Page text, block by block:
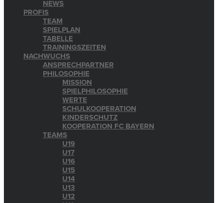
NEWS
PROFIS
TEAM
SPIELPLAN
TABELLE
TRAININGSZEITEN
NACHWUCHS
ANSPRECHPARTNER
PHILOSOPHIE
MISSION
SPIELPHILOSOPHIE
WERTE
SCHULKOOPERATION
KINDERSCHUTZ
KOOPERATION FC BAYERN
TEAMS
U19
U17
U16
U15
U14
U13
U12